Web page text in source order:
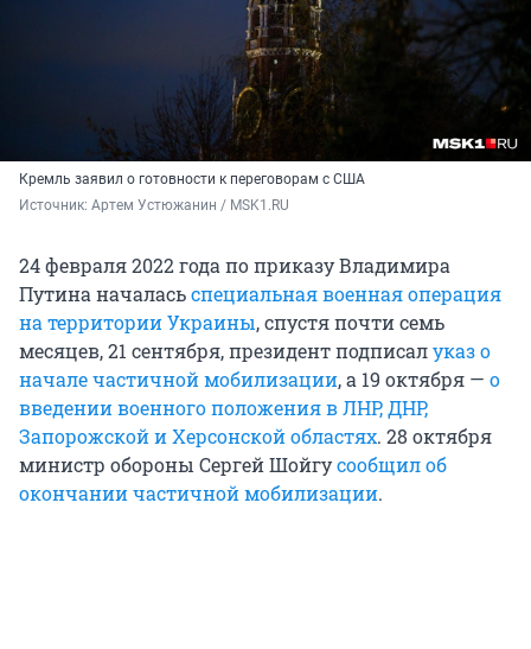
Кремль заявил о готовности к переговорам с США
Источник: Артем Устюжанин / MSK1.RU
24 февраля 2022 года по приказу Владимира
Путина началасьспециальная военная операция
на территории Украины, спустя почти семь
месяцев, 21 сентября, президент подписалуказ о
начале частичной мобилизации, а 19 октября — о
введении военного положения в ЛНР, ДНР,
Запорожской и Херсонской областях. 28 октября
министр обороны Сергей Шойгусообщил об
окончании частичной мобилизации.